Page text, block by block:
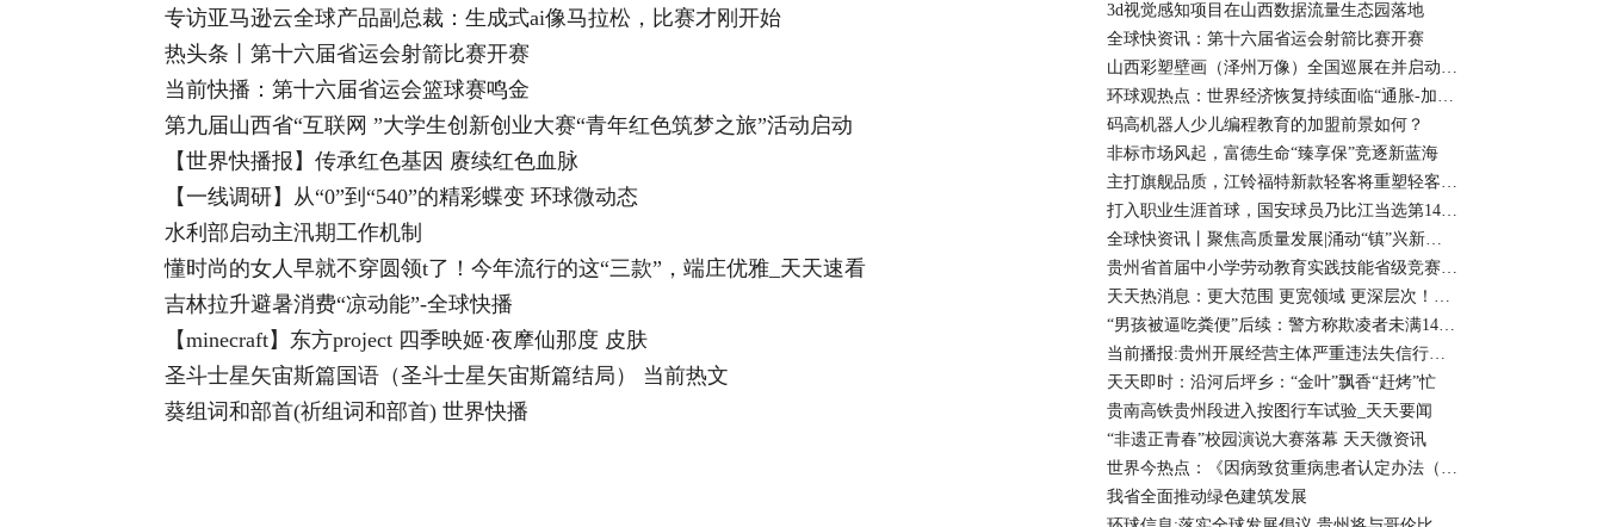
专访亚马逊云全球产品副总裁：生成式ai像马拉松，比赛才刚开始
热头条丨第十六届省运会射箭比赛开赛
当前快播：第十六届省运会篮球赛鸣金
第九届山西省“互联网 ”大学生创新创业大赛“青年红色筑梦之旅”活动启动
【世界快播报】传承红色基因 赓续红色血脉
【一线调研】从“0”到“540”的精彩蝶变 环球微动态
水利部启动主汛期工作机制
懂时尚的女人早就不穿圆领t了！今年流行的这“三款”，端庄优雅_天天速看
吉林拉升避暑消费“凉动能”-全球快播
【minecraft】东方project 四季映姬·夜摩仙那度 皮肤
圣斗士星矢宙斯篇国语（圣斗士星矢宙斯篇结局） 当前热文
葵组词和部首(祈组词和部首) 世界快播
3d视觉感知项目在山西数据流量生态园落地
全球快资讯：第十六届省运会射箭比赛开赛
山西彩塑壁画（泽州万像）全国巡展在并启动 环球焦点
环球观热点：世界经济恢复持续面临“通胀-加息-金融紧缩”压力
码高机器人少儿编程教育的加盟前景如何？
非标市场风起，富德生命“臻享保”竞逐新蓝海
主打旗舰品质，江铃福特新款轻客将重塑轻客市场新标杆
打入职业生涯首球，国安球员乃比江当选第14轮最佳球员|每日热议
全球快资讯丨聚焦高质量发展|涌动“镇”兴新动能——从专业镇博览会看山西转型新路
贵州省首届中小学劳动教育实践技能省级竞赛开幕
天天热消息：更大范围 更宽领域 更深层次！这场论坛将再推广“两山”理念
“男孩被逼吃粪便”后续：警方称欺凌者未满14周岁
当前播报:贵州开展经营主体严重违法失信行为专项治理行动
天天即时：沿河后坪乡：“金叶”飘香“赶烤”忙
贵南高铁贵州段进入按图行车试验_天天要闻
“非遗正青春”校园演说大赛落幕 天天微资讯
世界今热点：《因病致贫重病患者认定办法（试行）》印发
我省全面推动绿色建筑发展